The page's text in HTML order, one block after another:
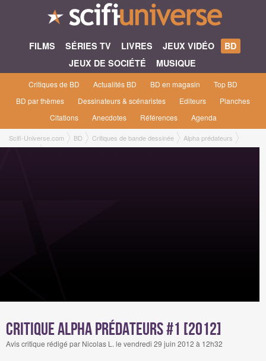
FILMS SÉRIES TV LIVRES JEUX VIDÉO
BD
JEUX DE SOCIÉTÉ
MUSIQUE
Critiques de BD Actualités BD BD en magasin
Top BD
BD par thèmes
Dessinateurs & scénaristes Editeurs
Planches
Citations
Anecdotes Références Agenda
Scifi-Universe.com BD Critiques de bande dessinée
Alpha prédateurs
Nicolas L.
Critique Alpha prédateurs #1 [2012]
Avis critique rédigé par Nicolas L. le vendredi 29 juin 2012 à 12h32